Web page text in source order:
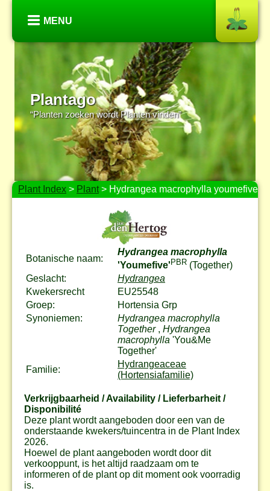
MENU
Plantago
“Planten zoeken wordt Planten vinden”
Plant Index > Plant> Hydrangea macrophylla youmefive
Botanische naam:
Hydrangea macrophylla
'Youmefive'PBR (Together)
Geslacht:
Hydrangea
Kwekersrecht
EU25548
Groep:
Hortensia Grp
Synoniemen:
Hydrangea macrophylla
Together, Hydrangea
macrophylla 'You&Me
Together'
Familie:
Hydrangeaceae
(Hortensiafamilie)
Verkrijgbaarheid / Availability / Lieferbarheit /
Disponibilité
Deze plant wordt aangeboden door een van de
onderstaande kwekers/tuincentra in de Plant Index
2026.
Hoewel de plant aangeboden wordt door dit
verkooppunt, is het altijd raadzaam om te
informeren of de plant op dit moment ook voorradig
is.